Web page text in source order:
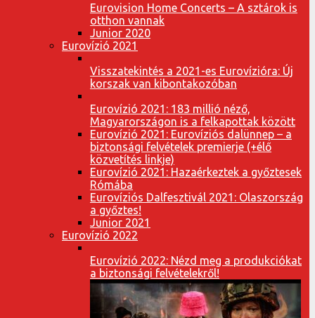
Eurovision Home Concerts – A sztárok is
otthon vannak
Junior 2020
Eurovízió 2021
Visszatekintés a 2021-es Eurovízióra: Új
korszak van kibontakozóban
Eurovízió 2021: 183 millió néző,
Magyarországon is a felkapottak között
Eurovízió 2021: Eurovíziós dalünnep – a
biztonsági felvételek premierje (+élő
közvetítés linkje)
Eurovízió 2021: Hazaérkeztek a győztesek
Rómába
Eurovíziós Dalfesztivál 2021: Olaszország
a győztes!
Junior 2021
Eurovízió 2022
Eurovízió 2022: Nézd meg a produkciókat
a biztonsági felvételekről!